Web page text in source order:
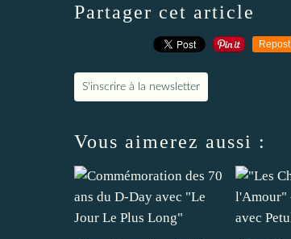
Partager cet article
Repost
S'inscrire à la newsletter
Vous aimerez aussi :